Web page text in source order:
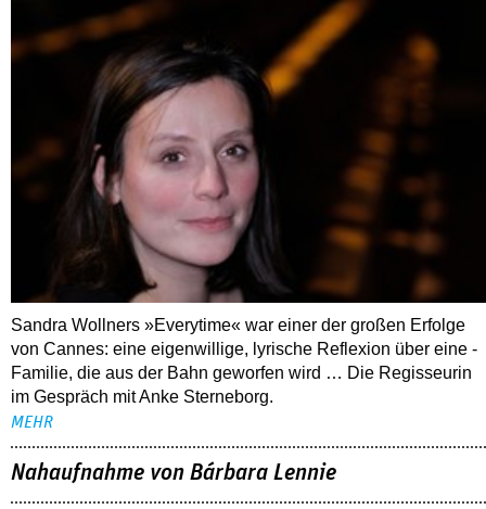
Sandra Wollners »Everytime« war einer der großen Erfolge
von Cannes: eine eigenwillige, lyrische Reflexion über eine ­
Familie, die aus der Bahn geworfen wird … Die Regisseurin
im Gespräch mit Anke Sterneborg.
MEHR
Nahaufnahme von Bárbara Lennie